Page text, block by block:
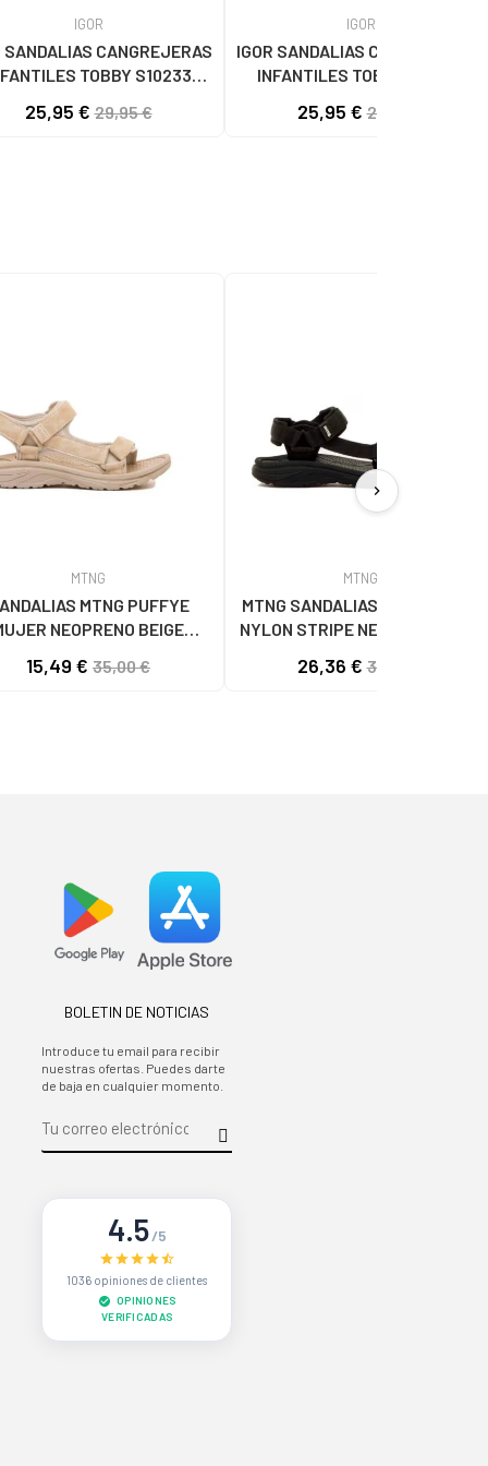
IGOR
SANDALIAS CANGREJERAS
TOBBY S10233
25,95 €29,95 €
IGOR
IGOR SANDALIAS CANGREJERAS
INFANTILES TOBBY S10233
25,95 €29,95 €
MTNG
MTNG PUFFYE
NEOPRENO BEIGE
- NEOPRENE BEIGE
15,49 € 35,00 €
MTNG
MTNG SANDALIAS MTNG 84660
NYLON STRIPE NEGRO C56216 -
26,36 €32,95 €
chevron_right
BOLETIN DE NOTICIAS
Introduce tu email para recibir
nuestras ofertas. Puedes darte
de baja en cualquier momento.
4.5/5
1036 opiniones de clientes
OPINIONES
VERIFICADAS